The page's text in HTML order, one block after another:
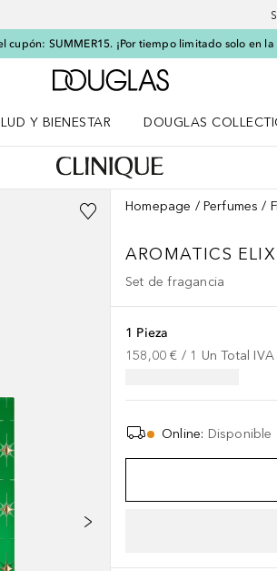
cupón: SUMMER15. ¡Por tiempo limitado solo en
A Douglas Home
Y BIENESTAR
DOUGLAS
Homepage Perfumes
AROMATICS
Set de fragancia
1 Pieza
158,00 € / 1 Un Total IVA
Online: Disponible